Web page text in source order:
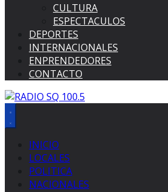
CULTURA
ESPECTACULOS
DEPORTES
INTERNACIONALES
ENPRENDEDORES
CONTACTO
INICIO
LOCALES
POLITICA
NACIONALES